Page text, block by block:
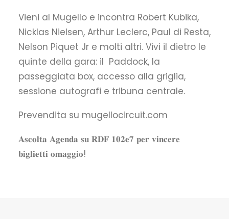
Vieni al Mugello e incontra Robert Kubika,
Nicklas Nielsen, Arthur Leclerc, Paul di Resta,
Nelson Piquet Jr e molti altri. Vivi il dietro le
quinte della gara: il Paddock, la
passeggiata box, accesso alla griglia,
sessione autografi e tribuna centrale.
Prevendita su mugellocircuit.com
𝐀𝐬𝐜𝐨𝐥𝐭𝐚 𝐀𝐠𝐞𝐧𝐝𝐚 𝐬𝐮 𝐑𝐃𝐅 𝟏𝟎𝟐𝐞𝟕 𝐩𝐞𝐫 𝐯𝐢𝐧𝐜𝐞𝐫𝐞
𝐛𝐢𝐠𝐥𝐢𝐞𝐭𝐭𝐢 𝐨𝐦𝐚𝐠𝐠𝐢𝐨!